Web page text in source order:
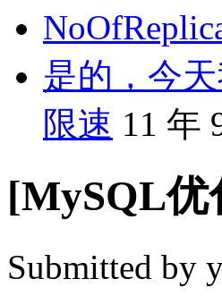
是的，今
限速 11 年
[MySQL优
Submitted by